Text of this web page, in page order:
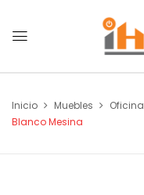
Inicio Muebles Oficina
Blanco Mesina